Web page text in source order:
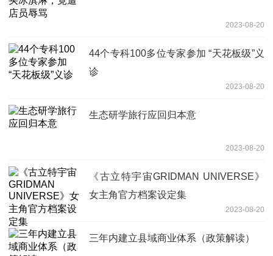
2023-08-20
44个专科100多位专家参加 “天花板级”义
诊
2023-08-20
生态研学旅行应回归本意
2023-08-20
《古立特宇宙GRIDMAN UNIVERSE》
女主角官方档案设定集
2023-08-20
三年内建立县域商业体系（政策解读）